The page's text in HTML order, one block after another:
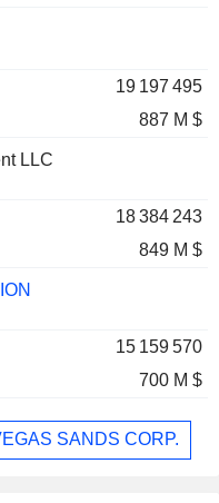
19 197 495
887 M $
LLC
18 384 243
849 M $
15 159 570
700 M $
SANDS CORP.